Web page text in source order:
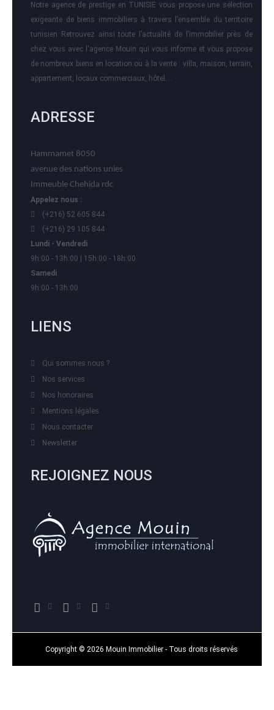
Notre agence de prestige en TUNISIE vous propose une sélection
exigeante de biens immobiliers à travers l’ensemble du territoire
tunisien Retrouvez ainsi toute l’actualité de l’immobilier près de
chez vous avec l'agence Mouin qui vous informe et vous propose
de nombreux biens en location ou à la vente : villa, maison, terrain,
appartement, locaux commerciaux, hôtel….
ADRESSE
Hammamet 8050
avenue des nations unies
Immeuble Chehida rdc
Appelez nous :
(+216) 52 605 844
(+216) 29 105 844
Lundi - Vendredi
9h:00 - 13h:00 | 15h:00 - 18h:00
Samedi
9h:00 - 13h:00
LIENS
Qui sommes nous ?
Nos services
Nos honoraires
Mentions légales
Nous contacter
Newsletter
REJOIGNEZ NOUS
Copyright © 2026 Mouin Immobilier - Tous droits réservés